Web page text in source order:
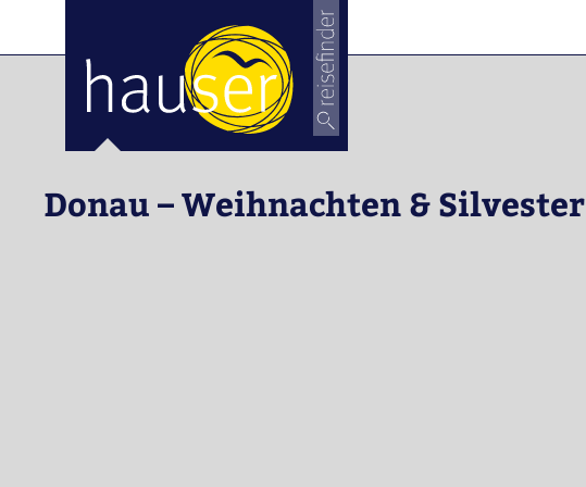
Donau – Weihnachten & Silvester